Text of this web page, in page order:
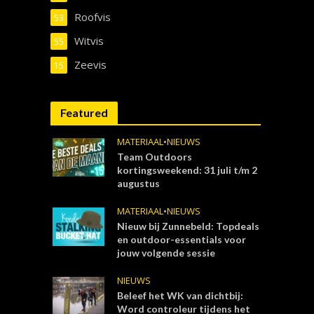
Roofvis
53
Witvis
55
Zeevis
15
Featured
MATERIAAL•NIEUWS
Team Outdoors
kortingsweekend: 31 juli t/m 2
augustus
MATERIAAL•NIEUWS
Nieuw bij Zunnebeld: Topdeals
en outdoor-essentials voor
jouw volgende sessie
NIEUWS
Beleef het WK van dichtbij:
Word controleur tijdens het